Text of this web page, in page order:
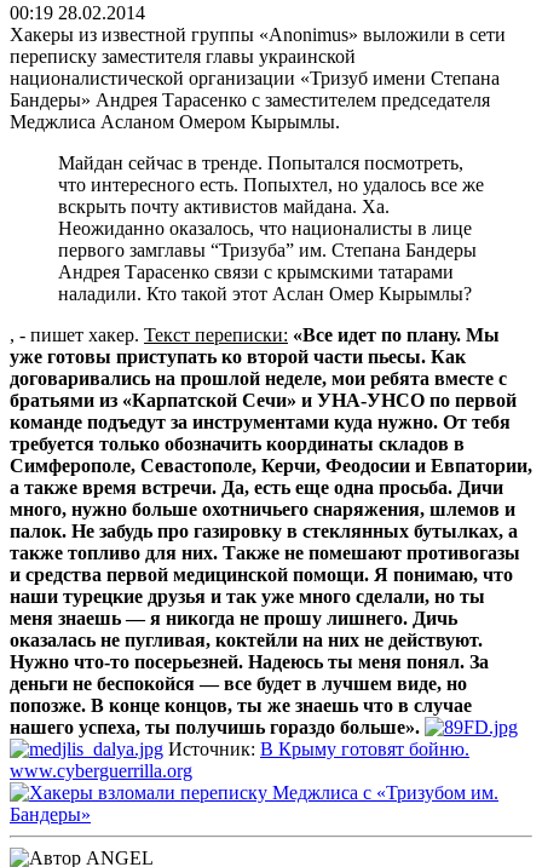
00:19 28.02.2014
Хакеры из известной группы «Anonimus» выложили в сети
переписку заместителя главы украинской
националистической организации «Тризуб имени Степана
Бандеры» Андрея Тарасенко с заместителем председателя
Меджлиса Асланом Омером Кырымлы.
Майдан сейчас в тренде. Попытался посмотреть,
что интересного есть. Попыхтел, но удалось все же
вскрыть почту активистов майдана. Ха.
Неожиданно оказалось, что националисты в лице
первого замглавы “Тризуба” им. Степана Бандеры
Андрея Тарасенко связи с крымскими татарами
наладили. Кто такой этот Аслан Омер Кырымлы?
, - пишет хакер. Текст переписки: «Все идет по плану. Мы
уже готовы приступать ко второй части пьесы. Как
договаривались на прошлой неделе, мои ребята вместе с
братьями из «Карпатской Сечи» и УНА-УНСО по первой
команде подъедут за инструментами куда нужно. От тебя
требуется только обозначить координаты складов в
Симферополе, Севастополе, Керчи, Феодосии и Евпатории,
а также время встречи. Да, есть еще одна просьба. Дичи
много, нужно больше охотничьего снаряжения, шлемов и
палок. Не забудь про газировку в стеклянных бутылках, а
также топливо для них. Также не помешают противогазы
и средства первой медицинской помощи. Я понимаю, что
наши турецкие друзья и так уже много сделали, но ты
меня знаешь — я никогда не прошу лишнего. Дичь
оказалась не пугливая, коктейли на них не действуют.
Нужно что-то посерьезней. Надеюсь ты меня понял. За
деньги не беспокойся — все будет в лучшем виде, но
попозже. В конце концов, ты же знаешь что в случае
нашего успеха, ты получишь гораздо больше».
Источник: В Крыму готовят бойню.
www.cyberguerrilla.org